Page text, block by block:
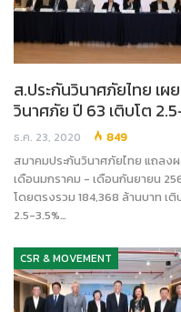
ส.ประกันวินาศภัยไทย เ
วินาศภัย ปี 63 เติบโต
ธ.ค. 23, 2020 849
สมาคมประกันวินาศภัยไทย แถลง
เดือนมกราคม - เดือนกันยายน
โดยตรงรวม 184,368 ล้านบาท เ
2.5-3.5%…
CSR & MOVEMENT